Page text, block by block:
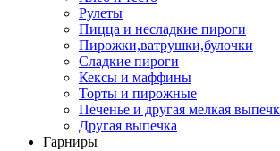
Рулеты
Пицца и несладкие пироги
Пирожки,ватрушки,булочки
Сладкие пироги
Кексы и маффины
Торты и пирожные
Печенье и другая мелкая
Другая выпечка
Гарниры